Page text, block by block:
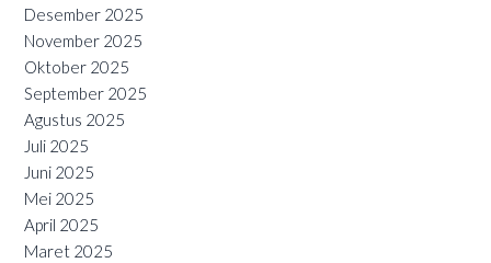
Desember 2025
November 2025
Oktober 2025
September 2025
Agustus 2025
Juli 2025
Juni 2025
Mei 2025
April 2025
Maret 2025